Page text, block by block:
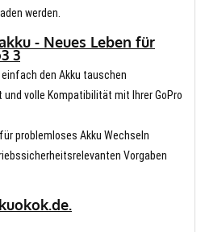
werden.
- Neues Leben für
3
einfach den Akku tauschen
volle Kompatibilität mit Ihrer GoPro
problemloses Akku Wechseln
Vorgaben